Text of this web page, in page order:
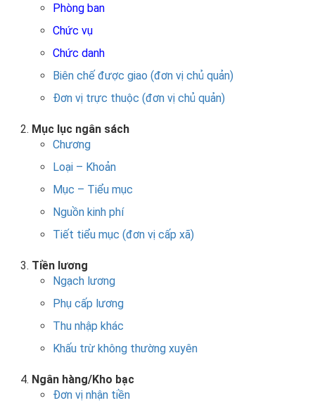
Phòng ban
Chức vụ
Chức danh
Biên chế được giao (đơn vị chủ quản)
Đơn vị trực thuộc (đơn vị chủ quản)
Mục lục ngân sách
Chương
Loại – Khoản
Mục – Tiểu mục
Nguồn kinh phí
Tiết tiểu mục (đơn vị cấp xã)
Tiền lương
Ngạch lương
Phụ cấp lương
Thu nhập khác
Khấu trừ không thường xuyên
Ngân hàng/Kho bạc
Đơn vị nhận tiền